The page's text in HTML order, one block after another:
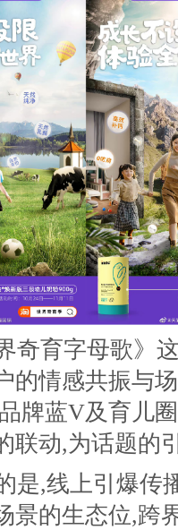
奇育字母歌》
的情感共振与
牌蓝V及育儿
联动,为话题的
是,线上引爆传
景的生态位,跨